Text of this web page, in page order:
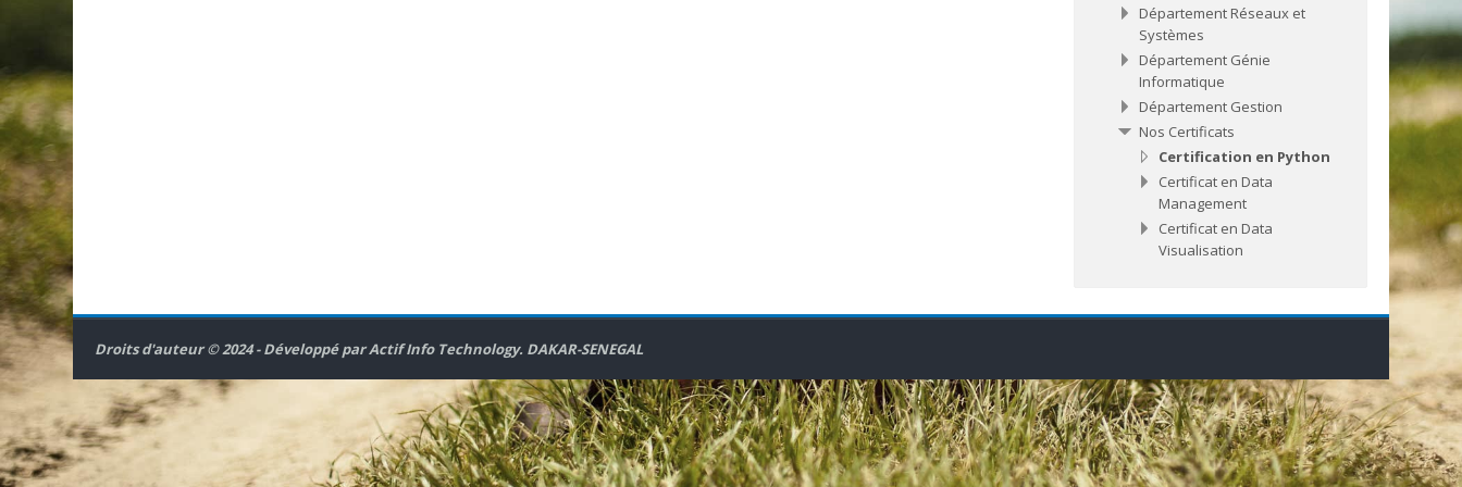
Département Réseaux et
Systèmes
Département Génie
Informatique
Département Gestion
Nos Certificats
Certification en Python
Certificat en Data
Management
Certificat en Data
Visualisation
Droits d'auteur © 2024 - Développé parActif Info Technology. DAKAR-SENEGAL